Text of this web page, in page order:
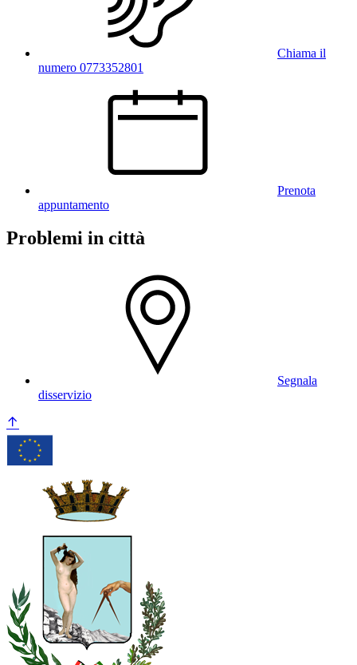
Chiama il
numero 0773352801
Prenota
appuntamento
Problemi in città
Segnala
disservizio